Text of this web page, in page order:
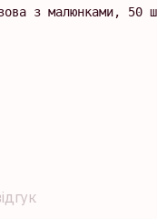
з малюнками, 50